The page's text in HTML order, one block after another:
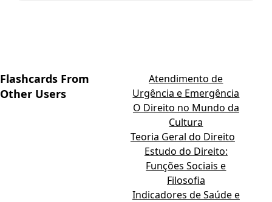
Flashcards From
Other Users
Atendimento de
Urgência e Emergência
O Direito no Mundo da
Cultura
Teoria Geral do Direito
Estudo do Direito:
Funções Sociais e
Filosofia
Indicadores de Saúde e